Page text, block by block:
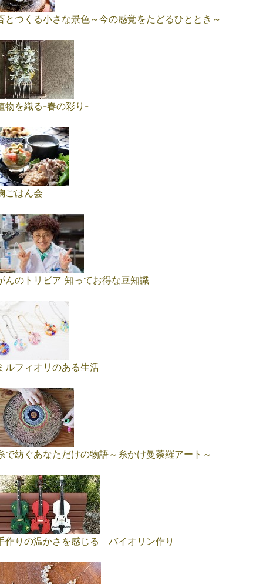
とつくる小さな景色～今の感覚をたどるひととき～
物を織る-春の彩り-
ごはん会
んのトリビア 知ってお得な豆知識
ルフィオリのある生活
で紡ぐあなただけの物語～糸かけ曼荼羅アート～
作りの温かさを感じる バイオリン作り